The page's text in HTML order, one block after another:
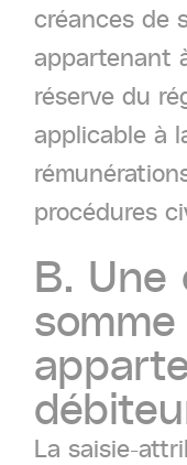
créances de
appartenant
réserve du
applicable à
procédures
B. Une
somme
La saisie-